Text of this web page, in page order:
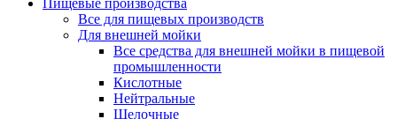
Пищевые производства
Все для пищевых производств
Для внешней мойки
Все средства для внешней мойки в пищевой
промышленности
Кислотные
Нейтральные
Щелочные